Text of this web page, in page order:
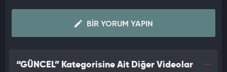
BIR YORUM YAPIN
“GÜNCEL” Kategorisine Ait Diğer Videolar